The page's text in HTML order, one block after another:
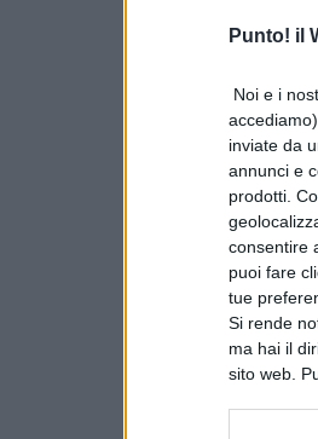
Punto! il
Noi e i
inviate da
annunci e
prodotti.
consentire
puoi fare
tue
Si rende
ma hai il
sito web.